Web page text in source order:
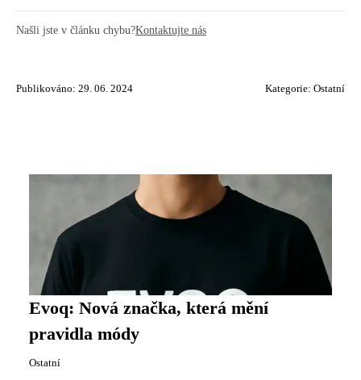
Našli jste v článku chybu?Kontaktujte nás
Publikováno: 29. 06. 2024 Kategorie: Ostatní
Evoq: Nová značka, která mění
pravidla módy
Ostatní